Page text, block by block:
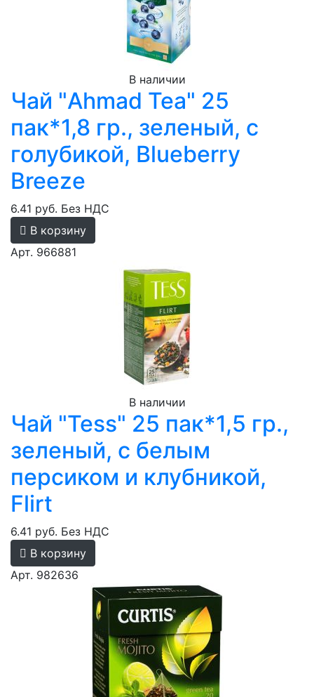
В наличии
Чай "Ahmad Tea" 25
пак*1,8 гр., зеленый, с
голубикой, Blueberry
Breeze
6.41 руб. Без НДС
В корзину
Арт. 966881
В наличии
Чай "Tess" 25 пак*1,5 гр.,
зеленый, с белым
персиком и клубникой,
Flirt
6.41 руб. Без НДС
В корзину
Арт. 982636